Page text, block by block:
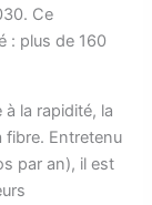
Ce
: plus de 160
la rapidité, la
fibre. Entretenu
par an), il est